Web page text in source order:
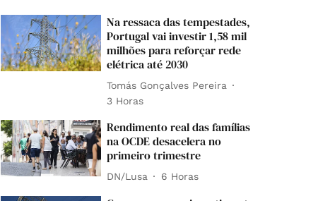
Na ressaca das tempestades,
Portugal vai investir 1,58 mil
milhões para reforçar rede
elétrica até 2030
Tomás Gonçalves Pereira
3 Horas
Rendimento real das famílias
na OCDE desacelera no
primeiro trimestre
DN/Lusa 6 Horas